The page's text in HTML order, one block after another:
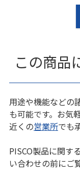
この商品
用途や機能などの
も可能です。お気
近くの営業所でも
PISCO製品に関す
い合わせの前にご